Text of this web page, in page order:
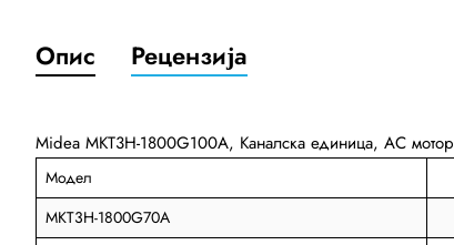
Опис Рецензија
Midea MKT3H-1800G100A, Каналска единица, AC мотор
Модел
MKT3H-1800G70A